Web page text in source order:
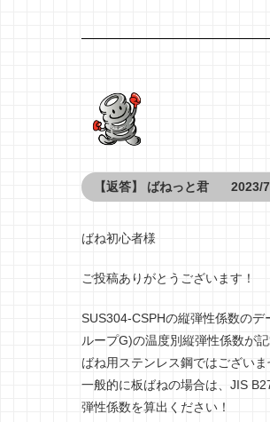
【返答】 ばねっと君 2023/
ばね初心者様
ご投稿ありがとうございます！
SUS304-CSPHの縦弾性係数の
ループG)の温度別縦弾性係数が
ばね用ステンレス鋼ではござい
一般的に板ばねの場合は、JIS
弾性係数を算出ください！